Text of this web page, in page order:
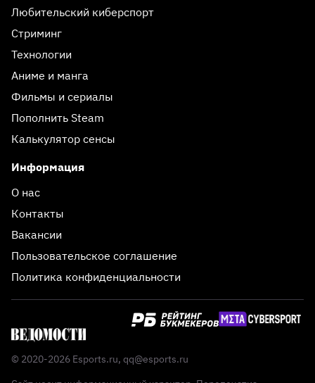
Любительский киберспорт
Стриминг
Технологии
Аниме и манга
Фильмы и сериалы
Пополнить Steam
Калькулятор сенсы
Информация
О нас
Контакты
Вакансии
Пользовательское соглашение
Политика конфиденциальности
© 2020-2026 Esports.ru, qq@esports.ru